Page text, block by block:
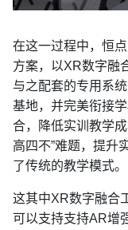
在这一过程中，恒
方案，以XR数字融
与之配套的专用系
基地，并完美衔接
合，降低实训教学
高四不”难题，提升
了传统的教学模式。
这其中XR数字融合
可以支持支持AR增